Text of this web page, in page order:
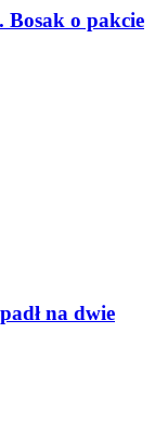
Bosak o pakcie
na dwie